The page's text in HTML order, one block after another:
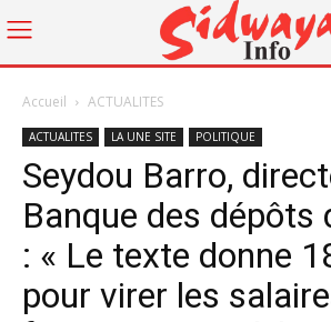
Accueil ACTUALITES
ACTUALITES LA UNE SITE POLITIQUE
Seydou Barro,
Banque des dépôts
: « Le texte donne
pour virer les